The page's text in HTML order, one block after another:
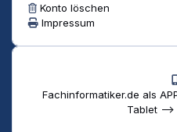
Konto löschen
Impressum
Fachinformatiker.de als
Tablet -->